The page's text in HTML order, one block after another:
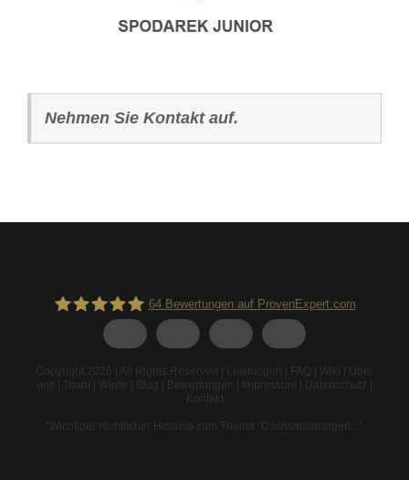
Nehmen Sie Kontakt auf.
64Bewertungen auf ProvenExpert.com
Copyright 2026 | All Rights Reserved | Leistungen FAQ Wiki
Über
uns
Team Werte Blog Bewertungen Impressum Datenschutz
Kontakt
*Wichtiger rechtlicher Hinweis zum Thema “Dachsanierungen...” .